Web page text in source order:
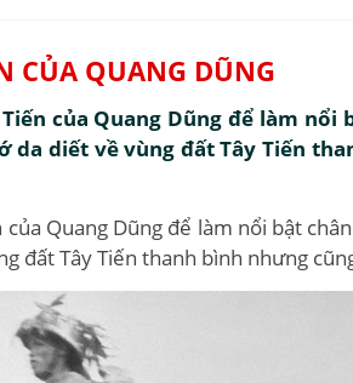
CỦA QUANG DŨNG
của Quang Dũng để làm nổi
da diết về vùng đất Tây Tiến
Quang Dũng để làm nổi bật
đất Tây Tiến thanh bình nhưng